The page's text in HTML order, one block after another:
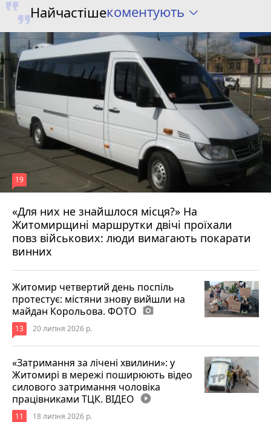
Найчастішекоментують
«Для них не знайшлося місця?» На
Житомирщині маршрутки двічі проїхали
повз військових: люди вимагають покарати
винних
19
17 липня 2026 р.
Житомир четвертий день поспіль
протестує: містяни знову вийшли на
майдан Корольова. ФОТО photo_camera
13 20 липня 2026 р.
«Затримання за лічені хвилини»: у
Житомирі в мережі поширюють відео
силового затримання чоловіка
працівниками ТЦК. ВІДЕО play_circle_filled
11 18 липня 2026 р.